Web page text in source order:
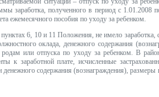
заработка, полученного в период с 1.01.2008
ежемесячного пособия по уходу за ребенком.
6, 10 и 11 Положения, не имело заработка,
оклада, денежного содержания
родам или отпуска по уходу за ребенком. В
к заработной плате, исчисленные
денежного содержания (вознаграждения),